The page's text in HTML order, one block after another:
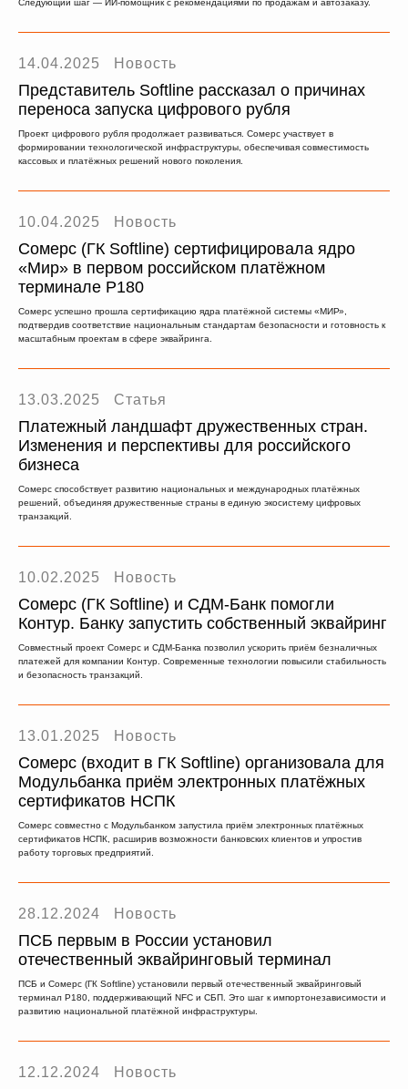
Следующий шаг — ИИ‑помощник с рекомендациями по продажам и автозаказу.
14.04.2025 Новость
Представитель Softline рассказал о причинах
переноса запуска цифрового рубля
Проект цифрового рубля продолжает развиваться. Сомерс участвует в
формировании технологической инфраструктуры, обеспечивая совместимость
кассовых и платёжных решений нового поколения.
10.04.2025 Новость
Сомерс (ГК Softline) сертифицировала ядро
«Мир» в первом российском платёжном
терминале Р180
Сомерс успешно прошла сертификацию ядра платёжной системы «МИР»,
подтвердив соответствие национальным стандартам безопасности и готовность к
масштабным проектам в сфере эквайринга.
13.03.2025 Статья
Платежный ландшафт дружественных стран.
Изменения и перспективы для российского
бизнеса
Сомерс способствует развитию национальных и международных платёжных
решений, объединяя дружественные страны в единую экосистему цифровых
транзакций.
10.02.2025 Новость
Сомерс (ГК Softline) и СДМ-Банк помогли
Контур. Банку запустить собственный эквайринг
Совместный проект Сомерс и СДМ-Банка позволил ускорить приём безналичных
платежей для компании Контур. Современные технологии повысили стабильность
и безопасность транзакций.
13.01.2025 Новость
Сомерс (входит в ГК Softline) организовала для
Модульбанка приём электронных платёжных
сертификатов НСПК
Сомерс совместно с Модульбанком запустила приём электронных платёжных
сертификатов НСПК, расширив возможности банковских клиентов и упростив
работу торговых предприятий.
28.12.2024 Новость
ПСБ первым в России установил
отечественный эквайринговый терминал
ПСБ и Сомерс (ГК Softline) установили первый отечественный эквайринговый
терминал Р180, поддерживающий NFC и СБП. Это шаг к импортонезависимости и
развитию национальной платёжной инфраструктуры.
12.12.2024 Новость